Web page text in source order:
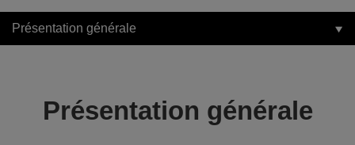
Présentation générale
Présentation générale